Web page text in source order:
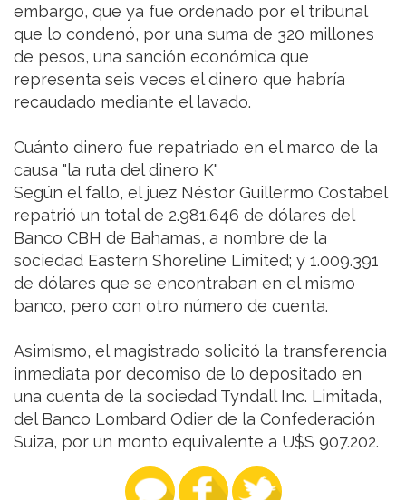
embargo, que ya fue ordenado por el tribunal
que lo condenó, por una suma de 320 millones
de pesos, una sanción económica que
representa seis veces el dinero que habría
recaudado mediante el lavado.
Cuánto dinero fue repatriado en el marco de la
causa "la ruta del dinero K"
Según el fallo, el juez Néstor Guillermo Costabel
repatrió un total de 2.981.646 de dólares del
Banco CBH de Bahamas, a nombre de la
sociedad Eastern Shoreline Limited; y 1.009.391
de dólares que se encontraban en el mismo
banco, pero con otro número de cuenta.
Asimismo, el magistrado solicitó la transferencia
inmediata por decomiso de lo depositado en
una cuenta de la sociedad Tyndall Inc. Limitada,
del Banco Lombard Odier de la Confederación
Suiza, por un monto equivalente a U$S 907.202.